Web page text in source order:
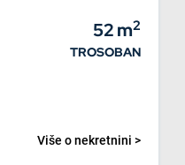
52m2
TROSOBAN
Više o nekretnini >